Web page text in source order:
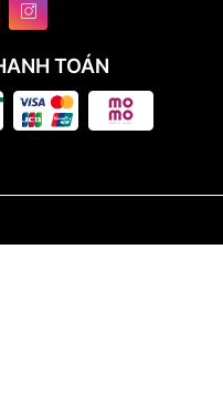
TOÁN